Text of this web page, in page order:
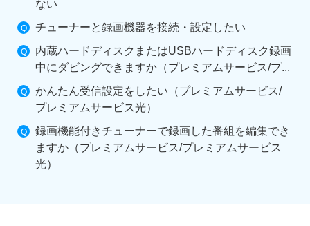
ない
チューナーと録画機器を接続・設定したい
内蔵ハードディスクまたはUSBハードディスク録画
中にダビングできますか（プレミアムサービス/プ...
かんたん受信設定をしたい（プレミアムサービス/
プレミアムサービス光）
録画機能付きチューナーで録画した番組を編集でき
ますか（プレミアムサービス/プレミアムサービス
光）